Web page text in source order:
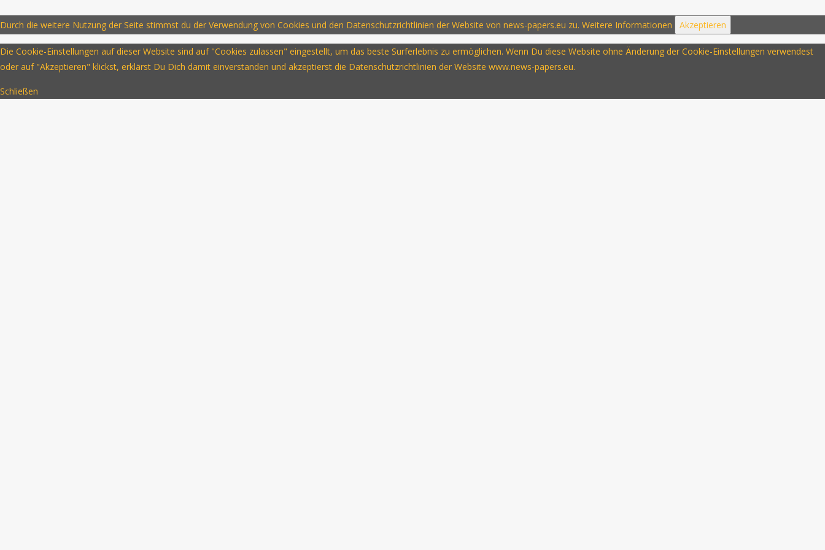
Durch die weitere Nutzung der Seite stimmst du der Verwendung von Cookies und den Datenschutzrichtlinien der Website von news-papers.eu zu. Weitere Informationen Akzeptieren
Die Cookie-Einstellungen auf dieser Website sind auf "Cookies zulassen" eingestellt, um das beste Surferlebnis zu ermöglichen. Wenn Du diese Website ohne Änderung der Cookie-Einstellungen verwendest
oder auf "Akzeptieren" klickst, erklärst Du Dich damit einverstanden und akzeptierst die Datenschutzrichtlinien der Website www.news-papers.eu.
Schließen